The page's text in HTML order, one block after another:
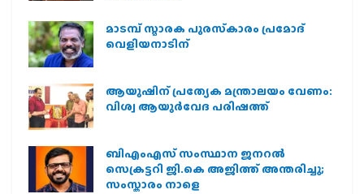
മാടമ്പ് സ്മാരക പുരസ്‌കാരം പ്രമോദ്
വെളിയനാടിന്
ആയുഷിന് പ്രത്യേക മന്ത്രാലയം വേണം:
വിശ്വ ആയുര്‍വേദ പരിഷത്ത്
ബിഎംഎസ് സംസ്ഥാന ജനറൽ
സെക്രട്ടറി ജി.കെ അജിത്ത് അന്തരിച്ചു;
സംസ്കാരം നാളെ